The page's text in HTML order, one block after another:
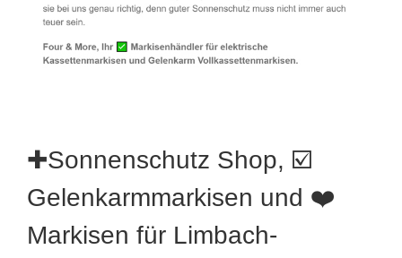
✚Sonnenschutz Shop, ☑️
Gelenkarmmarkisen und ❤️
Markisen für Limbach-